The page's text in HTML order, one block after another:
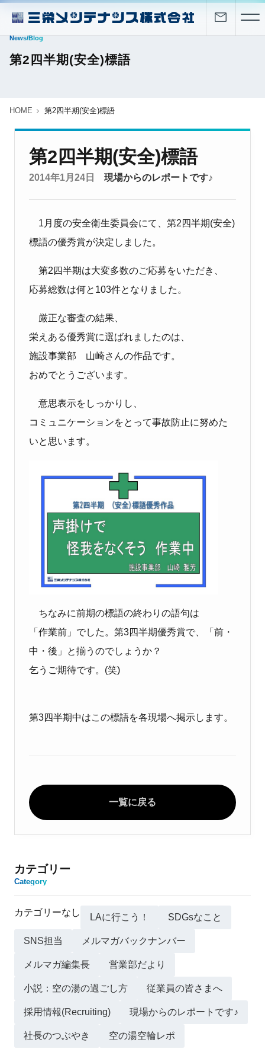
News/Blog
第2四半期(安全)標語
HOME 第2四半期(安全)標語
第2四半期(安全)標語
2014年1月24日 現場からのレポートです♪
1月度の安全衛生委員会にて、第2四半期(安全)
標語の優秀賞が決定しました。
第2四半期は大変多数のご応募をいただき、
応募総数は何と103件となりました。
厳正な審査の結果、
栄えある優秀賞に選ばれましたのは、
施設事業部 山崎さんの作品です。
おめでとうございます。
意思表示をしっかりし、
コミュニケーションをとって事故防止に努めた
いと思います。
ちなみに前期の標語の終わりの語句は
「作業前」でした。第3四半期優秀賞で、「前・
中・後」と揃うのでしょうか？
乞うご期待です。(笑)
第3四半期中はこの標語を各現場へ掲示します。
一覧に戻る
カテゴリー
Category
カテゴリーなし LAに行こう！ SDGsなこと
SNS担当 メルマガバックナンバー
メルマガ編集長 営業部だより
小説：空の湯の過ごし方 従業員の皆さまへ
採用情報(Recruiting) 現場からのレポートです♪
社長のつぶやき 空の湯空輪レポ